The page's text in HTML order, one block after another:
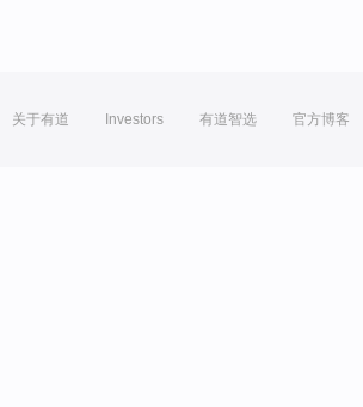
关于有道 Investors 有道智选 官方博客